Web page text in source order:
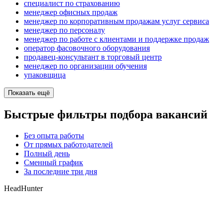
специалист по страхованию
менеджер офисных продаж
менеджер по корпоративным продажам услуг сервиса
менеджер по персоналу
менеджер по работе с клиентами и поддержке продаж
оператор фасовочного оборудования
продавец-консультант в торговый центр
менеджер по организации обучения
упаковщица
Показать ещё
Быстрые фильтры подбора вакансий
Без опыта работы
От прямых работодателей
Полный день
Сменный график
За последние три дня
HeadHunter